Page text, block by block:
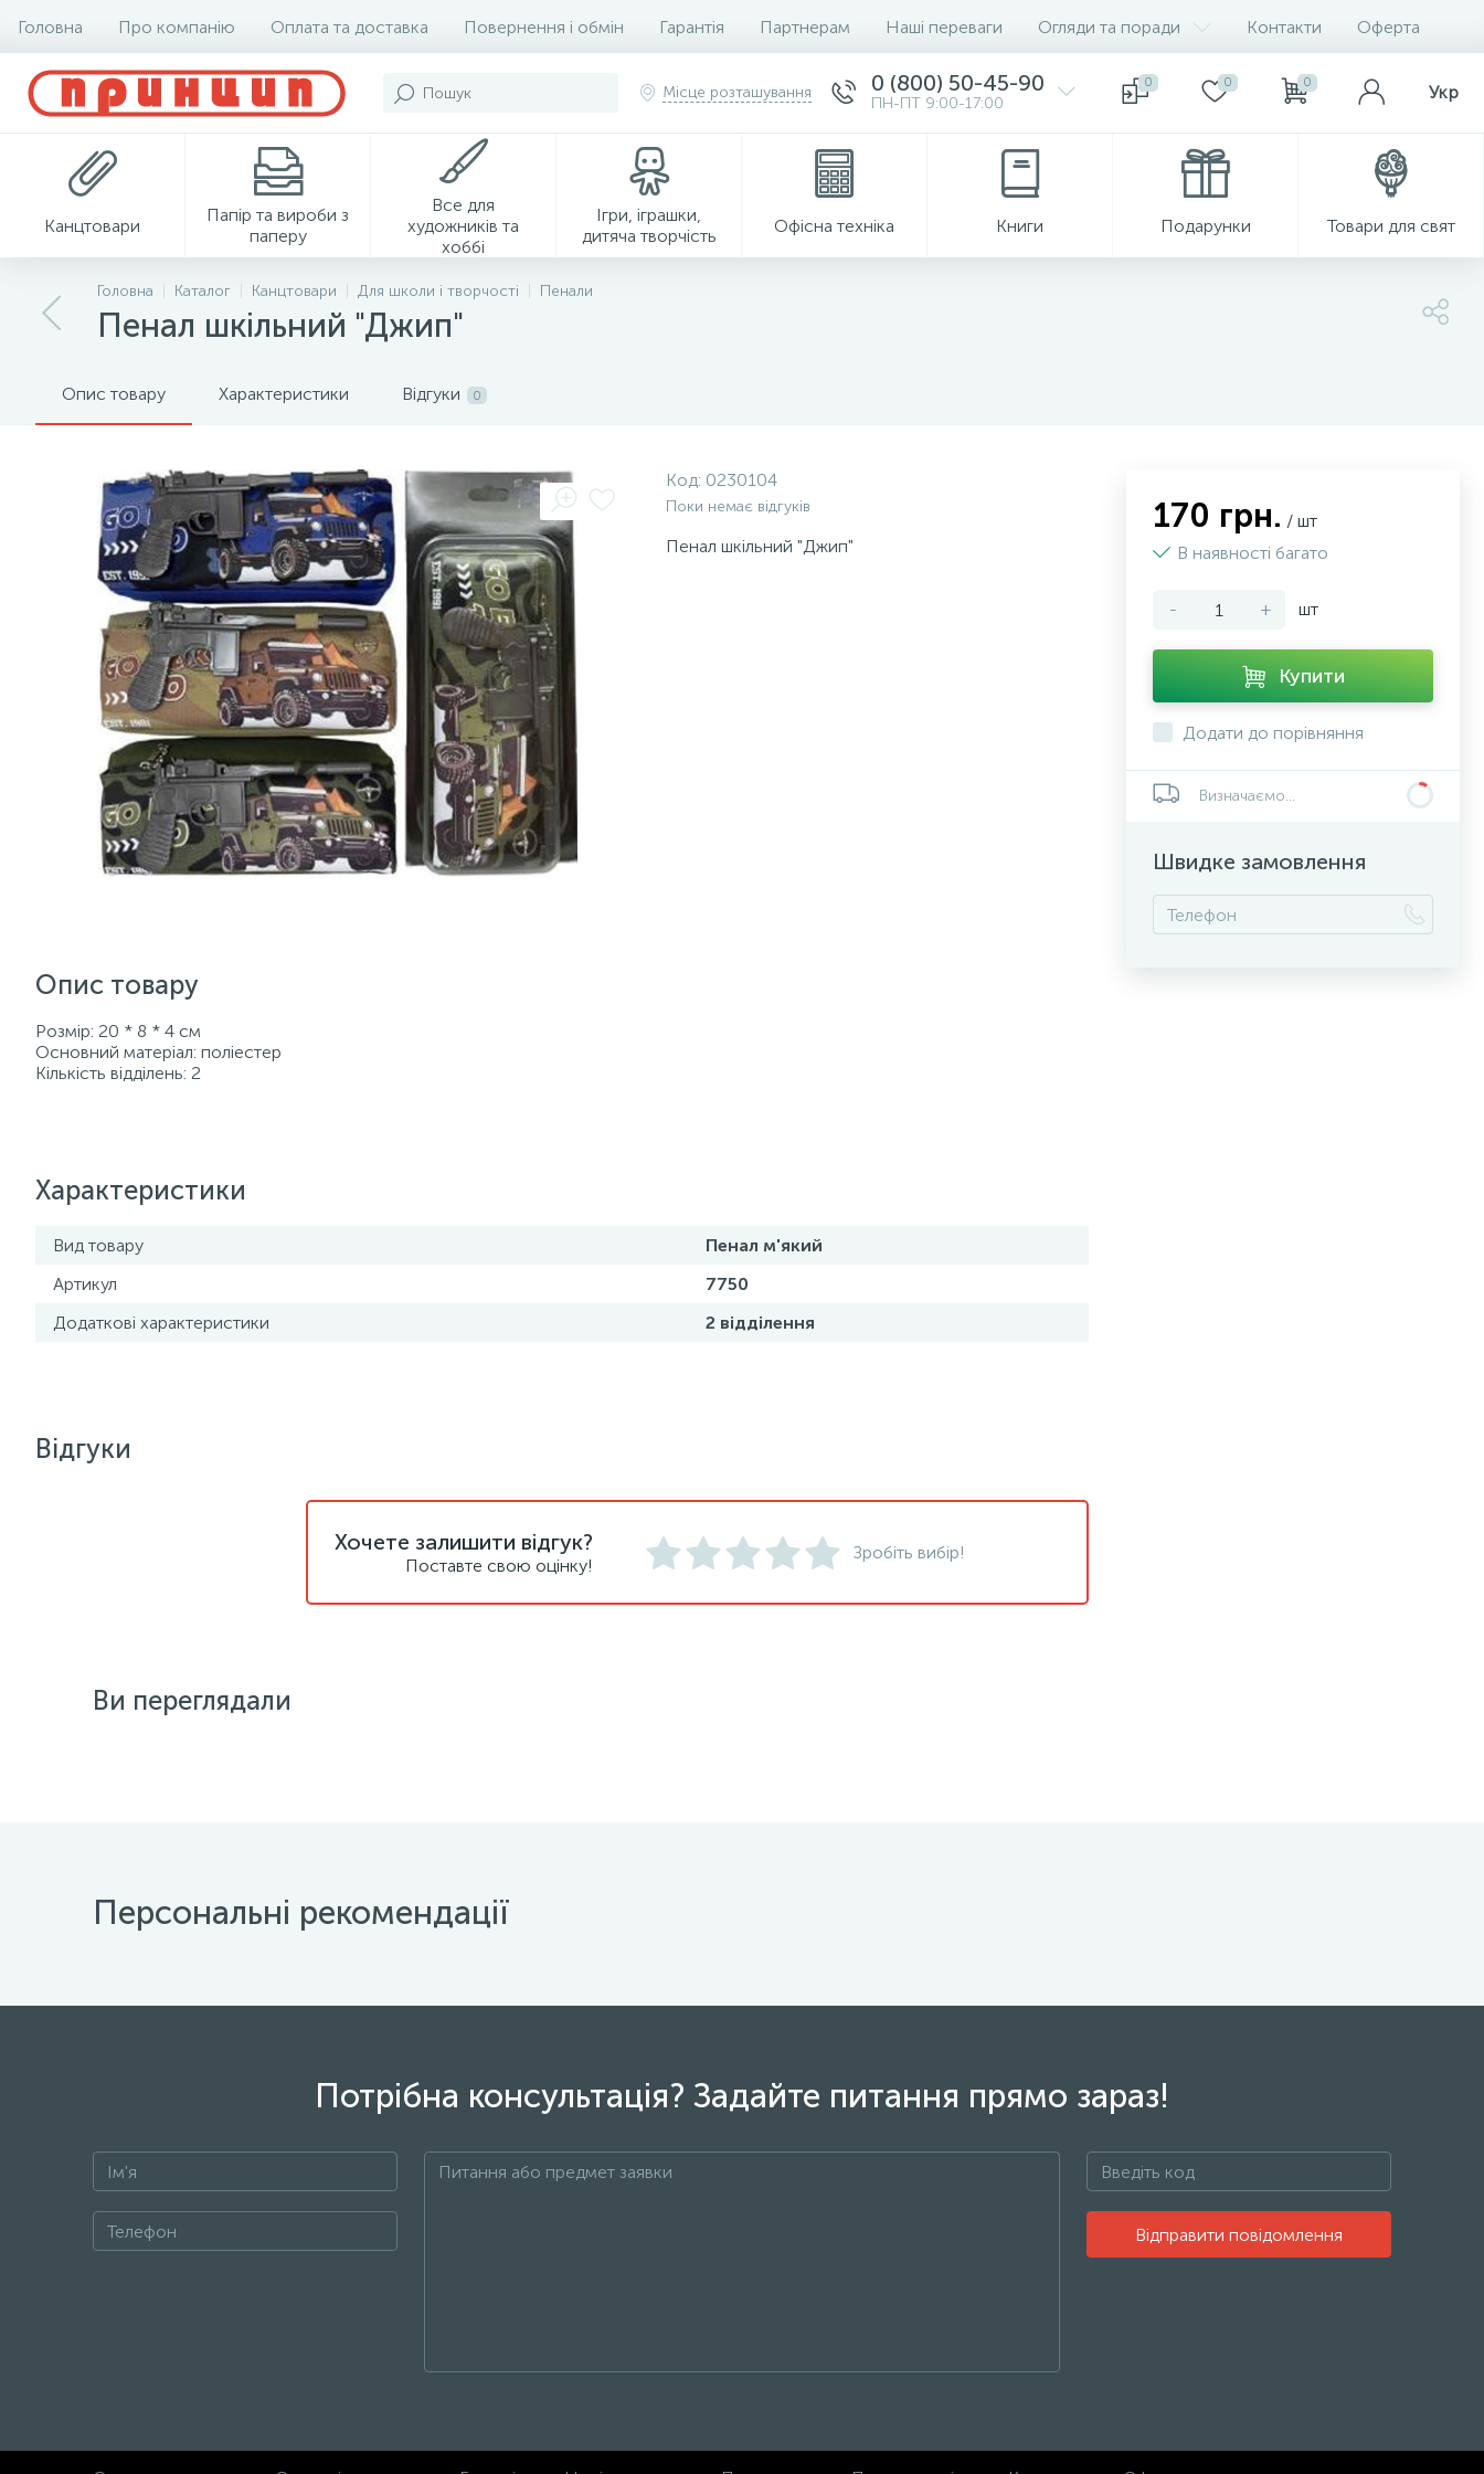
Головна Про компанію Оплата та доставка Повернення і обмін Гарантія Партнерам Наші переваги Огляди та поради Контакти Оферта
Місце розташування 0 (800) 50-45-90
ПН-ПТ 9:00-17:00
0 0 0 Укр
Канцтовари
Папір та вироби з
паперу
Все для
художників та
хоббі
Ігри, іграшки,
дитяча творчість
Офісна техніка Книги Подарунки Товари для свят
Головна Каталог Канцтовари Для школи і творчості Пенали
Пенал шкільний "Джип"
Опис товару Характеристики Відгуки 0
Код: 0230104
Поки немає відгуків
Пенал шкільний "Джип"
Опис товару
Розмір: 20 * 8 * 4 см
Основний матеріал: поліестер
Кількість відділень: 2
Характеристики
Вид товару
Пенал м'який
Артикул
7750
Додаткові характеристики
2 відділення
170 грн. / шт
В наявності багато
- + шт
Купити
Додати до порівняння
Визначаємо...
Швидке замовлення
Відгуки
Хочете залишити відгук?
Поставте свою оцінку!
Зробіть вибір!
Ви переглядали
Персональні рекомендації
Потрібна консультація? Задайте питання прямо зараз!
Відправити повідомлення